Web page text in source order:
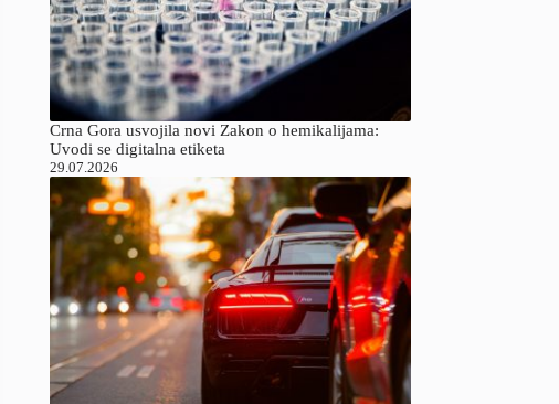
Crna Gora usvojila novi Zakon o hemikalijama:
Uvodi se digitalna etiketa
29.07.2026